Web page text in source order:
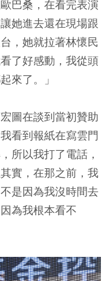
巴桑，在看完表演
她進去還在現場跟
，她就拉著林懷民
了好感動，我從頭
來了。」
圖在談到當初贊助
看到報紙在寫雲門
所以我打了電話，
實，在那之前，我
是因為我沒時間去
為我根本看不